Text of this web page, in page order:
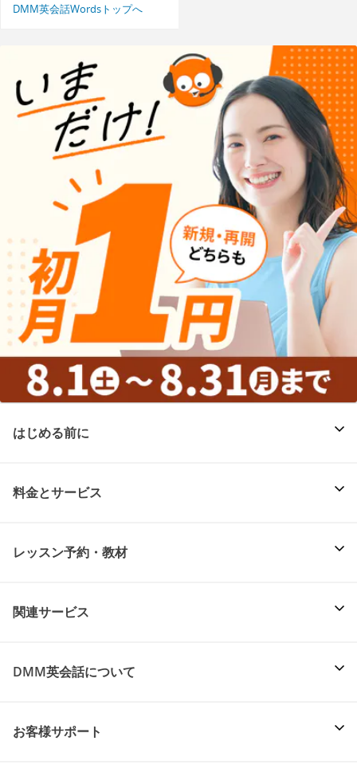
DMM英会話Wordsトップへ
はじめる前に
料金とサービス
レッスン予約・教材
関連サービス
DMM英会話について
お客様サポート